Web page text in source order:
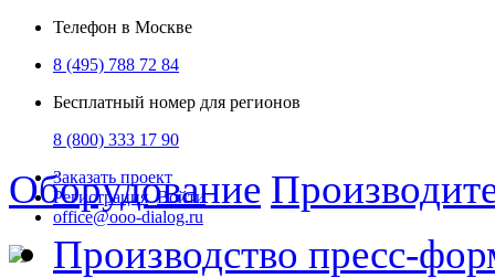
Телефон в Москве
8 (495) 788 72 84
Бесплатный номер для регионов
8 (800) 333 17 90
Заказать проект
Регистрация Войти
office@ooo-dialog.ru
Оборудование
Производство пресс-